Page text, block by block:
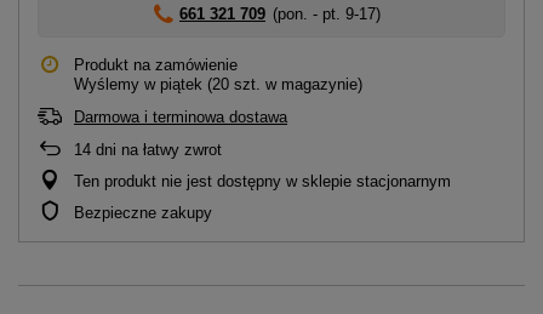
661 321 709 (pon. - pt. 9-17)
Produkt na zamówienie
Wyślemy w piątek (20 szt. w magazynie)
Darmowa i terminowa dostawa
14 dni na łatwy zwrot
Ten produkt nie jest dostępny w sklepie stacjonarnym
Bezpieczne zakupy